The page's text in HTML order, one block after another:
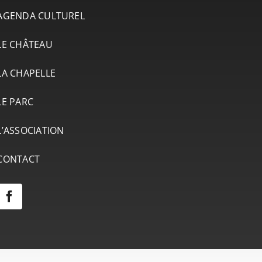
CULTUREL
CHÂTEAU
CHAPELLE
PARC